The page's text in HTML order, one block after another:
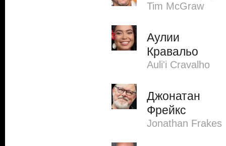
Tim McGraw
Аулии
Кравальо
Auli'i Cravalho
Джонатан
Фрейкс
Jonathan Frakes